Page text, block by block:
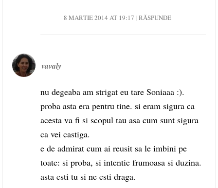
8 MARTIE 2014 AT 19:17 RĂSPUNDE
vavaly
nu degeaba am strigat eu tare Soniaaa :).
proba asta era pentru tine. si eram sigura ca
acesta va fi si scopul tau asa cum sunt sigura
ca vei castiga.
e de admirat cum ai reusit sa le imbini pe
toate: si proba, si intentie frumoasa si duzina.
asta esti tu si ne esti draga.